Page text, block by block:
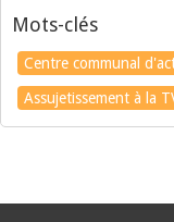
Mots-clés
Centre communal
Assujetissement à la